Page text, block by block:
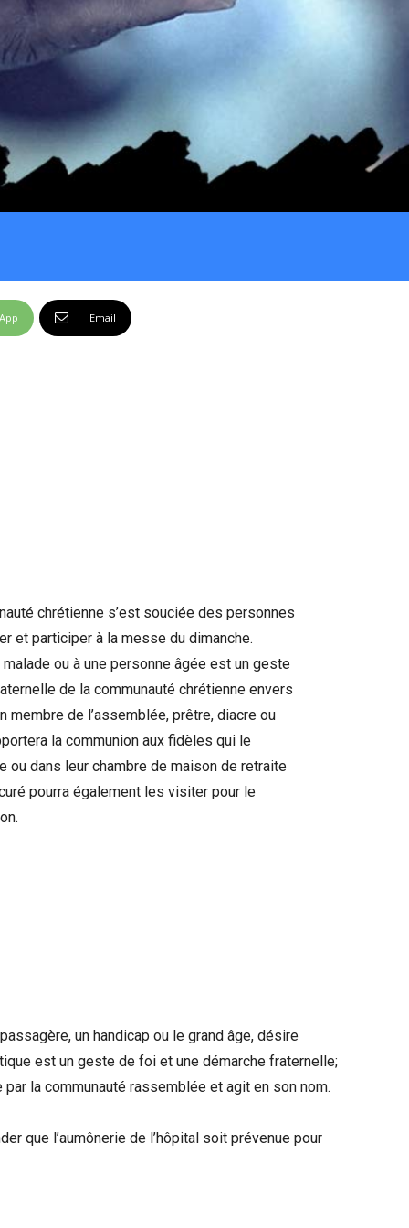
Email
chrétienne s’est souciée des personnes
et participer à la messe du dimanche.
ou à une personne âgée est un geste
de la communauté chrétienne envers
membre de l’assemblée, prêtre, diacre ou
la communion aux fidèles qui le
ou dans leur chambre de maison de retraite
pourra également les visiter pour le
un handicap ou le grand âge, désire
est un geste de foi et une démarche fraternelle;
la communauté rassemblée et agit en son nom.
que l’aumônerie de l’hôpital soit prévenue pour